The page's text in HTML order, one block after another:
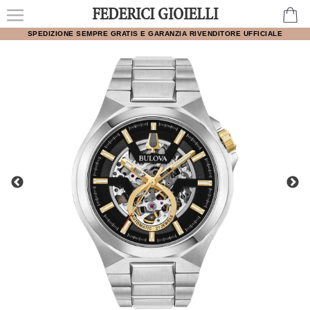
FEDERICI GIOIELLI
SPEDIZIONE SEMPRE GRATIS E GARANZIA RIVENDITORE UFFICIALE